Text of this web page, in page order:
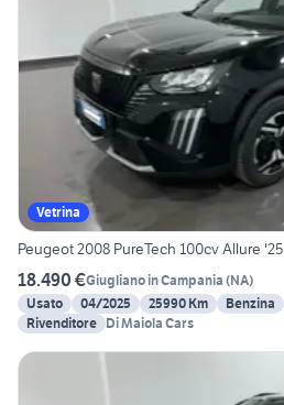
Vetrina
Peugeot 2008 PureTech 100cv Allure '25
18.490 €Giugliano in Campania (NA)
Usato
04/2025 25990 Km Benzina
Rivenditore Di Maiola Cars